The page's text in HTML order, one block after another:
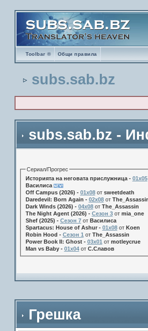
Toolbar ® Общи правила
subs.sab.bz
subs.sab.bz -
Сериал/Прогрес
Историята на неговата прислужница - 01х05
Василиса
Off Campus (2026) - 01x08от sweetdeath
Daredevil: Born Again - 02x08от
Dark Winds (2026) - 04x08от The_Assassin
The Night Agent (2026) - Сезон 3от mia_one
Shef (2025) - Сезон 7от Василиса
Spartacus: House of Ashur - 01x08от Koen
Robin Hood - Сезон 1 от The_Assassin
Power Book II: Ghost - 03x01 от motleycrue
Man vs Baby - 01x04от С.Славов
Грешка